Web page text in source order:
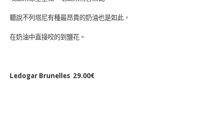
聽說不列塔尼有種最昂貴的奶油也是如此，
在奶油中直接咬的到鹽花。
Ledogar Brunelles 29.00€